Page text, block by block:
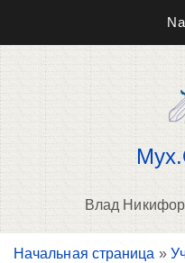
Влад
Вы здесь
Начальная страница »